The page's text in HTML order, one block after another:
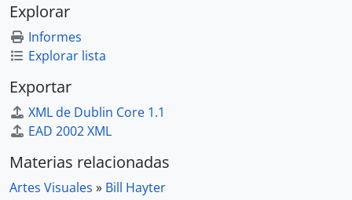
Explorar
Informes
Explorar lista
Exportar
XML de Dublin Core 1.1
EAD 2002 XML
Materias relacionadas
Artes Visuales » Bill Hayter